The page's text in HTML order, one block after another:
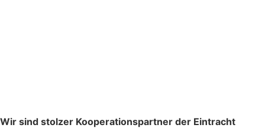
Wir sind stolzer Kooperationspartner der Eintracht